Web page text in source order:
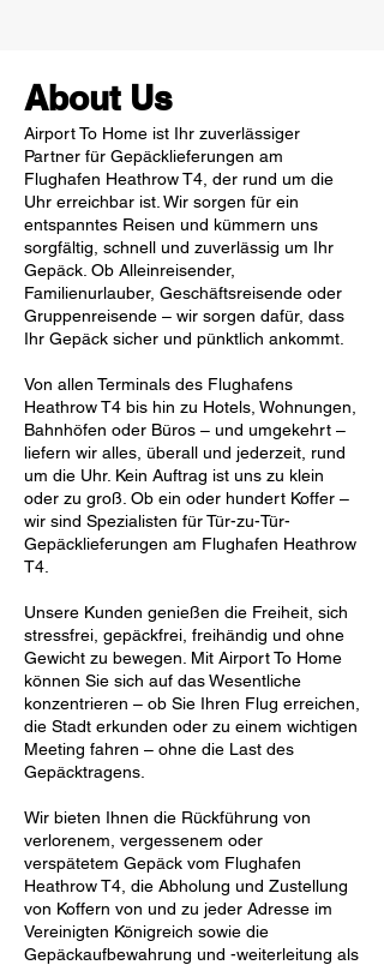
About Us
Airport To Home ist Ihr zuverlässiger
Partner für Gepäcklieferungen am
Flughafen Heathrow T4, der rund um die
Uhr erreichbar ist. Wir sorgen für ein
entspanntes Reisen und kümmern uns
sorgfältig, schnell und zuverlässig um Ihr
Gepäck. Ob Alleinreisender,
Familienurlauber, Geschäftsreisende oder
Gruppenreisende – wir sorgen dafür, dass
Ihr Gepäck sicher und pünktlich ankommt.
Von allen Terminals des Flughafens
Heathrow T4 bis hin zu Hotels, Wohnungen,
Bahnhöfen oder Büros – und umgekehrt –
liefern wir alles, überall und jederzeit, rund
um die Uhr. Kein Auftrag ist uns zu klein
oder zu groß. Ob ein oder hundert Koffer –
wir sind Spezialisten für Tür-zu-Tür-
Gepäcklieferungen am Flughafen Heathrow
T4.
Unsere Kunden genießen die Freiheit, sich
stressfrei, gepäckfrei, freihändig und ohne
Gewicht zu bewegen. Mit Airport To Home
können Sie sich auf das Wesentliche
konzentrieren – ob Sie Ihren Flug erreichen,
die Stadt erkunden oder zu einem wichtigen
Meeting fahren – ohne die Last des
Gepäcktragens.
Wir bieten Ihnen die Rückführung von
verlorenem, vergessenem oder
verspätetem Gepäck vom Flughafen
Heathrow T4, die Abholung und Zustellung
von Koffern von und zu jeder Adresse im
Vereinigten Königreich sowie die
Gepäckaufbewahrung und -weiterleitung als